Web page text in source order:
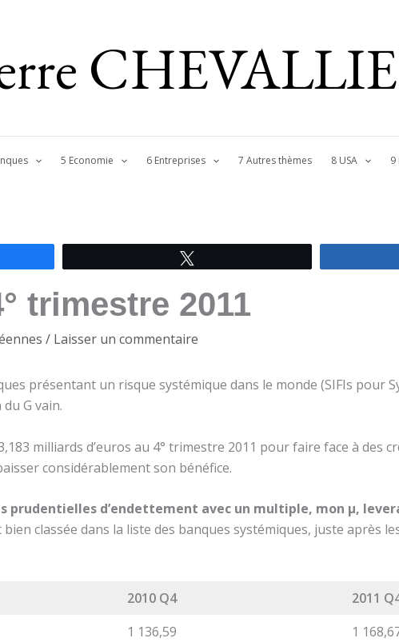
5 Economie 6 Entreprises 7 Autres thèmes 8 USA 9
trimestre 2011
/ Laisser un commentaire
présentant un risque systémique dans le monde (SIFIs pour
G vain.
milliards d’euros au 4° trimestre 2011 pour faire face à des
considérablement son bénéfice.
prudentielles d’endettement avec un multiple, mon µ,
classée dans la liste des banques systémiques, juste après
2010 Q4
2011
1 136,59
1